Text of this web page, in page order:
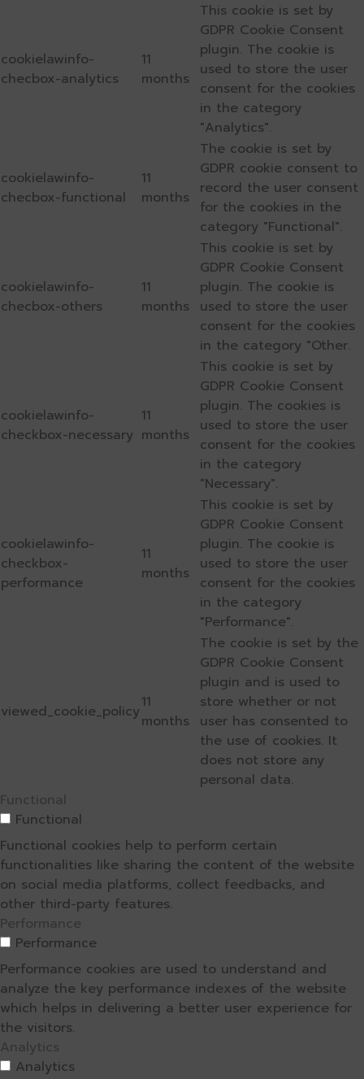
cookielawinfo-
checbox-analytics
11
months
This cookie is set by
GDPR Cookie Consent
plugin. The cookie is
used to store the user
consent for the cookies
in the category
"Analytics".
cookielawinfo-
checbox-functional
11
months
The cookie is set by
GDPR cookie consent to
record the user consent
for the cookies in the
category "Functional".
cookielawinfo-
checbox-others
11
months
This cookie is set by
GDPR Cookie Consent
plugin. The cookie is
used to store the user
consent for the cookies
in the category "Other.
cookielawinfo-
checkbox-necessary
11
months
This cookie is set by
GDPR Cookie Consent
plugin. The cookies is
used to store the user
consent for the cookies
in the category
"Necessary".
cookielawinfo-
checkbox-
performance
11
months
This cookie is set by
GDPR Cookie Consent
plugin. The cookie is
used to store the user
consent for the cookies
in the category
"Performance".
viewed_cookie_policy11
months
The cookie is set by the
GDPR Cookie Consent
plugin and is used to
store whether or not
user has consented to
the use of cookies. It
does not store any
personal data.
Functional
Functional
Functional cookies help to perform certain
functionalities like sharing the content of the website
on social media platforms, collect feedbacks, and
other third-party features.
Performance
Performance
Performance cookies are used to understand and
analyze the key performance indexes of the website
which helps in delivering a better user experience for
the visitors.
Analytics
Analytics